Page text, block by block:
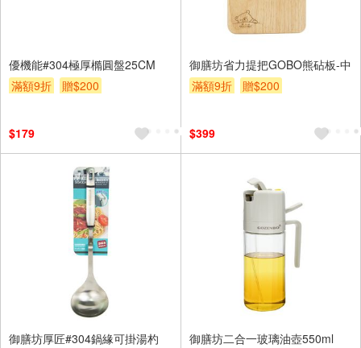
優機能#304極厚橢圓盤25CM
滿額9折
贈$200
$179
御膳坊省力提把GOBO熊砧板-中
滿額9折
贈$200
$399
御膳坊厚匠#304鍋緣可掛湯杓
御膳坊二合一玻璃油壺550ml